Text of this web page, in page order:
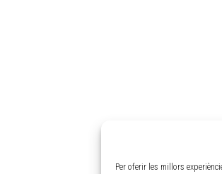
Per oferir les millors